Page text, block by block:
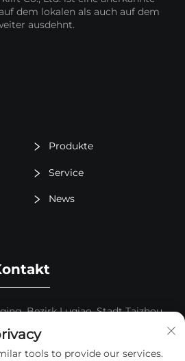
dem lokalen als auch auf dem
ausdehnt.
Produkte
Service
News
Bezirk Luqiao, Stadt Taizhou,
tools to provide our services.